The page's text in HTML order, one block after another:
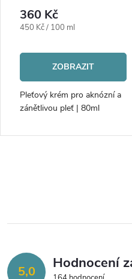
360 Kč
Měrná
450 Kč / 100 ml
ZOBRAZIT
Pleťový krém pro aknózní a
zánětlivou pleť | 80ml
5,0 Hodnocení